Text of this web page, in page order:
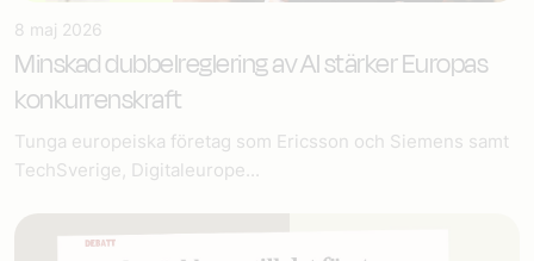
8 maj 2026
Minskad dubbelreglering av AI stärker Europas
konkurrenskraft
Tunga europeiska företag som Ericsson och Siemens samt
TechSverige, Digitaleurope...